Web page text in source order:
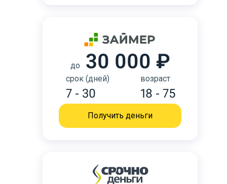
до 30 000 ₽
срок (дней)
7 - 30
возраст
18 - 75
Получить деньги